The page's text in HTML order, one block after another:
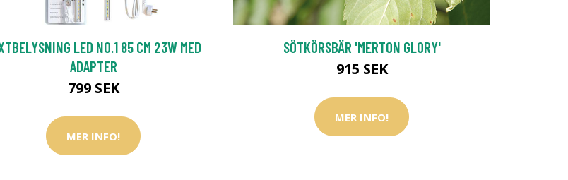
LED NO.1 85 CM 23W MED
ADAPTER
799 SEK
MER INFO!
SÖTKÖRSBÄR 'MERTON GLORY'
915 SEK
MER INFO!